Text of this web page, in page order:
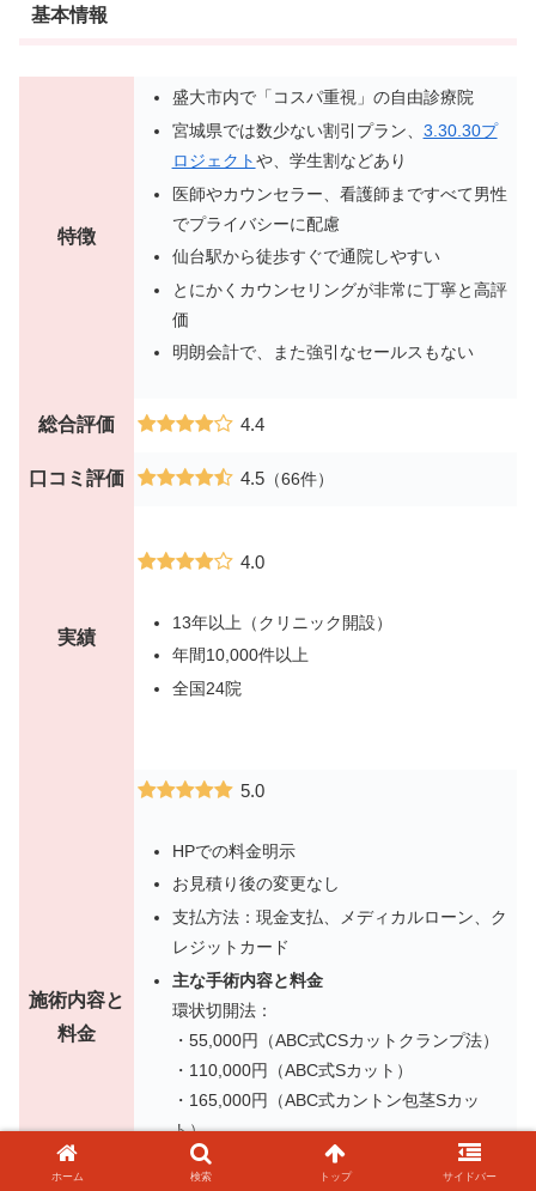
基本情報
特徴
盛大市内で「コスパ重視」の自由診療院
宮城県では数少ない割引プラン、 3.30.30プ
ロジェクトや、学生割などあり
医師やカウンセラー、看護師まですべて男性
でプライバシーに配慮
仙台駅から徒歩すぐで通院しやすい
とにかくカウンセリングが非常に丁寧と高評
価
明朗会計で、また強引なセールスもない
総合評価 4.4
口コミ評価 4.5 （66件）
実績
4.0
13年以上（クリニック開設）
年間10,000件以上
全国24院
施術内容と
料金
5.0
HPでの料金明示
お見積り後の変更なし
支払方法：現金支払、メディカルローン、ク
レジットカード
主な手術内容と料金
環状切開法：
・55,000円（ABC式CSカットクランプ法）
・110,000円（ABC式Sカット）
・165,000円（ABC式カントン包茎Sカッ
ト）
・165,000円（ABC式真性包茎Sカット）
ホーム 検索 トップ サイドバー